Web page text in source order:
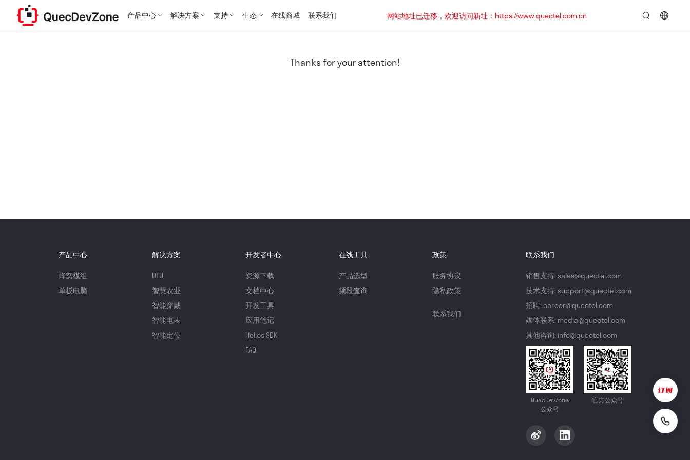
产品中心 解决方案 支持 生态 在线商城 联系我们
网站地址已迁移，欢迎访问新址：https://www.quectel.com.cn
Thanks for your attention!
产品中心
蜂窝模组
单板电脑
解决方案
DTU
智慧农业
智能穿戴
智能电表
智能定位
开发者中心
资源下载
文档中心
开发工具
应用笔记
Helios SDK
FAQ
在线工具
产品选型
频段查询
政策
服务协议
隐私政策
联系我们
联系我们
销售支持: sales@quectel.com
技术支持: support@quectel.com
招聘: career@quectel.com
媒体联系: media@quectel.com
其他咨询: info@quectel.com
QuecDevZone
公众号
官方公众号